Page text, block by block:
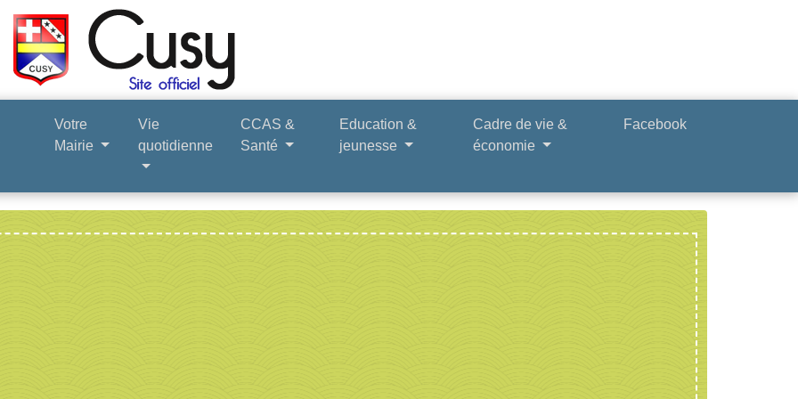
Votre
Mairie
Vie
quotidienne
CCAS &
Santé
Education &
jeunesse
Cadre de vie &
économie
Facebook